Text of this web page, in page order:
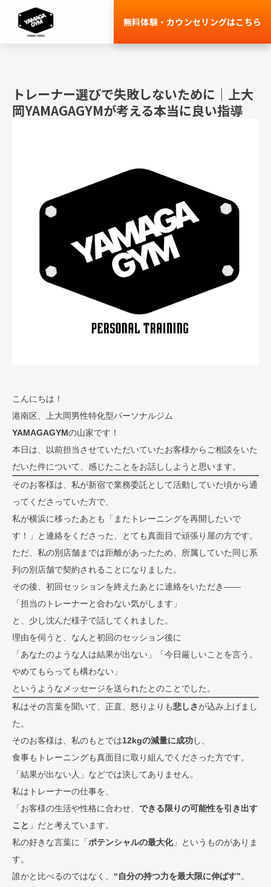
無料体験・カウンセリングはこちら
トレーナー選びで失敗しないために｜上大
岡YAMAGAGYMが考える本当に良い指導
こんにちは！
港南区、上大岡男性特化型パーソナルジム
YAMAGAGYMの山家です！
本日は、以前担当させていただいていたお客様からご相談をいた
だいた件について、感じたことをお話ししようと思います。
そのお客様は、私が新宿で業務委託として活動していた頃から通
ってくださっていた方で、
私が横浜に移ったあとも「またトレーニングを再開したいで
す！」と連絡をくださった、とても真面目で頑張り屋の方です。
ただ、私の別店舗までは距離があったため、所属していた同じ系
列の別店舗で契約されることになりました。
その後、初回セッションを終えたあとに連絡をいただき――
「担当のトレーナーと合わない気がします」
と、少し沈んだ様子で話してくれました。
理由を伺うと、なんと初回のセッション後に
「あなたのような人は結果が出ない」「今日厳しいことを言う。
やめてもらっても構わない」
というようなメッセージを送られたとのことでした。
私はその言葉を聞いて、正直、怒りよりも悲しさが込み上げまし
た。
そのお客様は、私のもとでは12kgの減量に成功し、
食事もトレーニングも真面目に取り組んでくださった方です。
「結果が出ない人」などでは決してありません。
私はトレーナーの仕事を、
「お客様の生活や性格に合わせ、できる限りの可能性を引き出す
こと 」だと考えています。
私の好きな言葉に「ポテンシャルの最大化」というものがありま
す。
誰かと比べるのではなく、 “自分の持つ力を最大限に伸ばす”。